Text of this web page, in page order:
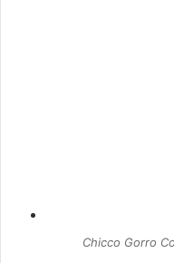
Chicco Gorro